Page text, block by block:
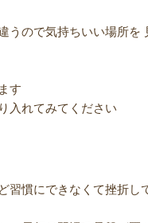
うので気持ちいい場所を
す
入れてみてください
習慣にできなくて挫折し